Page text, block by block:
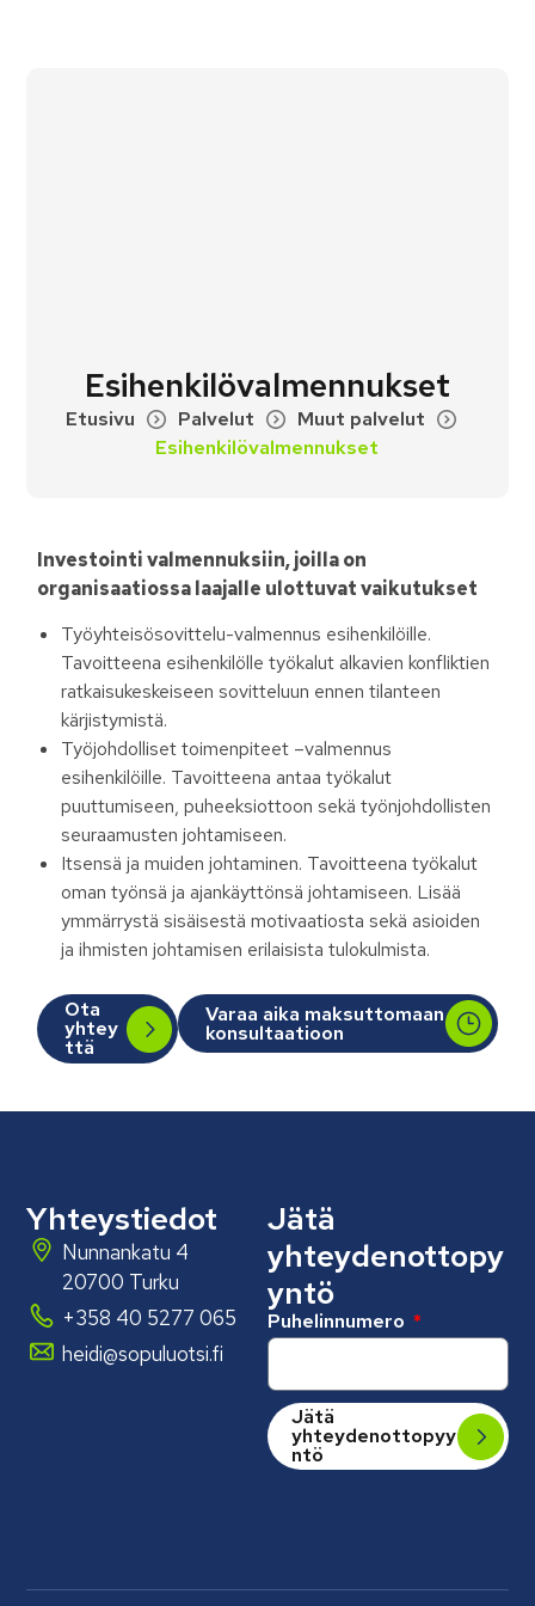
Esihenkilövalmennukset
Etusivu Palvelut
Muut palvelut
Esihenkilövalmennukset
Investointi valmennuksiin, joilla on
organisaatiossa laajalle ulottuvat vaikutukset
Työyhteisösovittelu-valmennus esihenkilöille.
Tavoitteena esihenkilölle työkalut alkavien konfliktien
ratkaisukeskeiseen sovitteluun ennen tilanteen
kärjistymistä.
Työjohdolliset toimenpiteet –valmennus
esihenkilöille. Tavoitteena antaa työkalut
puuttumiseen, puheeksiottoon sekä työnjohdollisten
seuraamusten johtamiseen.
Itsensä ja muiden johtaminen. Tavoitteena työkalut
oman työnsä ja ajankäyttönsä johtamiseen. Lisää
ymmärrystä sisäisestä motivaatiosta sekä asioiden
ja ihmisten johtamisen erilaisista tulokulmista.
Ota
yhtey
ttä
Varaa aika maksuttomaan
konsultaatioon
Yhteystiedot
Nunnankatu 4
20700 Turku
+358 40 5277 065
heidi@sopuluotsi.fi
Jätä
yhteydenottopy
yntö
Puhelinnumero
Jätä
yhteydenottopyy
ntö